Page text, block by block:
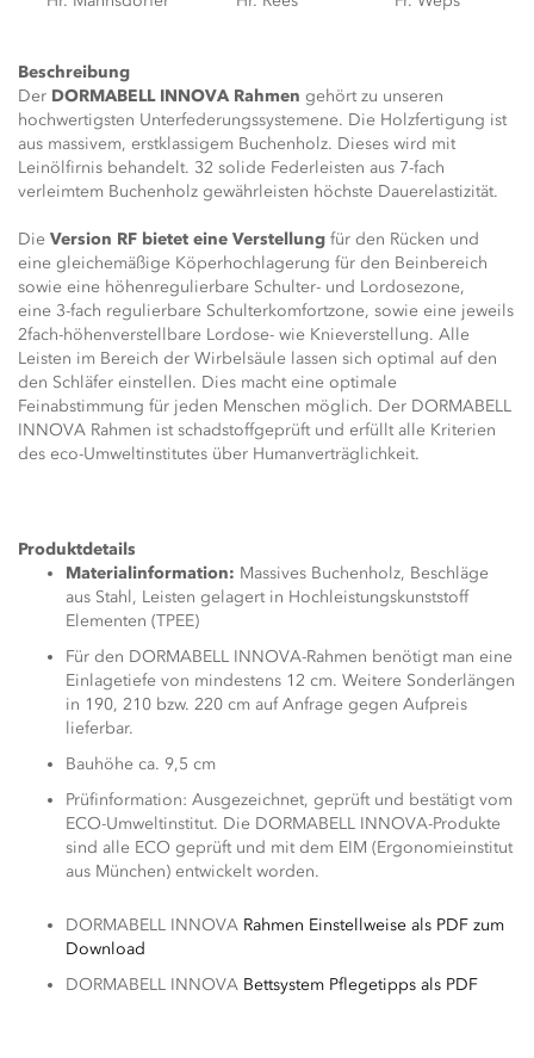
Beschreibung
Der DORMABELL INNOVA Rahmen gehört zu unseren
hochwertigsten Unterfederungssystemene. Die Holzfertigung ist
aus massivem, erstklassigem Buchenholz. Dieses wird mit
Leinölfirnis behandelt. 32 solide Federleisten aus 7-fach
verleimtem Buchenholz gewährleisten höchste Dauerelastizität.
Die Version RF bietet eine Verstellung für den Rücken und
eine gleichemäßige Köperhochlagerung für den Beinbereich
sowie eine höhenregulierbare Schulter- und Lordosezone,
eine 3-fach regulierbare Schulterkomfortzone, sowie eine jeweils
2fach-höhenverstellbare Lordose- wie Knieverstellung. Alle
Leisten im Bereich der Wirbelsäule lassen sich optimal auf den
den Schläfer einstellen. Dies macht eine optimale
Feinabstimmung für jeden Menschen möglich. Der DORMABELL
INNOVA Rahmen ist schadstoffgeprüft und erfüllt alle Kriterien
des eco-Umweltinstitutes über Humanverträglichkeit.
Produktdetails
Materialinformation: Massives Buchenholz, Beschläge
aus Stahl, Leisten gelagert in Hochleistungskunststoff
Elementen (TPEE)
Für den DORMABELL INNOVA-Rahmen benötigt man eine
Einlagetiefe von mindestens 12 cm. Weitere Sonderlängen
in 190, 210 bzw. 220 cm auf Anfrage gegen Aufpreis
lieferbar.
Bauhöhe ca. 9,5 cm
Prüfinformation: Ausgezeichnet, geprüft und bestätigt vom
ECO-Umweltinstitut. Die DORMABELL INNOVA-Produkte
sind alle ECO geprüft und mit dem EIM (Ergonomieinstitut
aus München) entwickelt worden.
DORMABELL INNOVA Rahmen Einstellweise als PDF zum
Download
DORMABELL INNOVA Bettsystem Pflegetipps als PDF